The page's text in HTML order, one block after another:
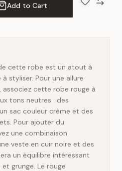
Add to Cart
cette robe est un atout à
styliser. Pour une allure
associez cette robe rouge à
tons neutres : des
sac couleur crème et des
Pour ajouter du
une combinaison
veste en cuir noire et des
un équilibre intéressant
grunge. Le rouge